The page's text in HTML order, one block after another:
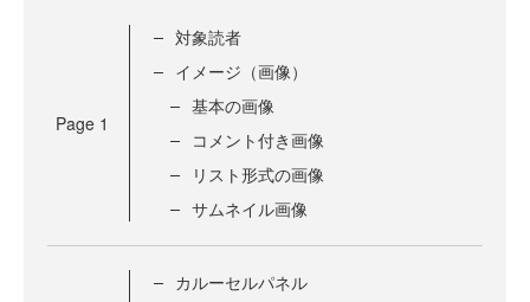
Page 1
対象読者
イメージ（画像）
基本の画像
コメント付き画像
リスト形式の画像
サムネイル画像
カルーセルパネル